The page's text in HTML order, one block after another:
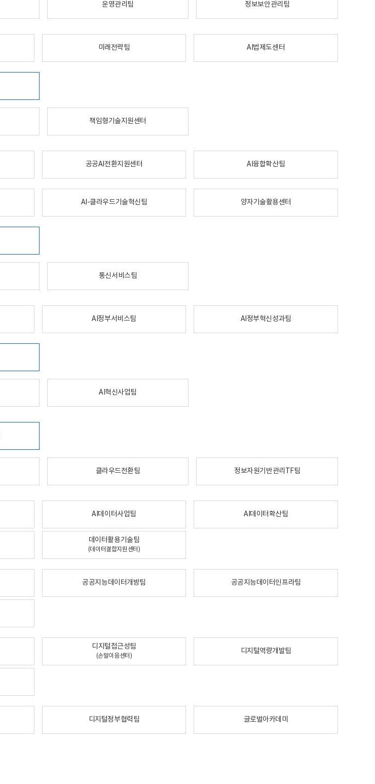
운영관리팀 정보보안관리팀
미래전략팀 AI법제도센터
책임형기술지원센터
공공AI전환지원센터 AI융합확산팀
AI-클라우드기술혁신팀 양자기술활용센터
통신서비스팀
AI정부서비스팀 AI정부혁신성과팀
AI혁신사업팀
클라우드전환팀 정보자원기반관리TF팀
AI데이터사업팀 AI데이터확산팀
데이터활용기술팀
(데이터결합지원센터)
공공지능데이터개방팀 공공지능데이터인프라팀
디지털접근성팀
(손말이음센터)
디지털역량개발팀
디지털정부협력팀 글로벌아카데미